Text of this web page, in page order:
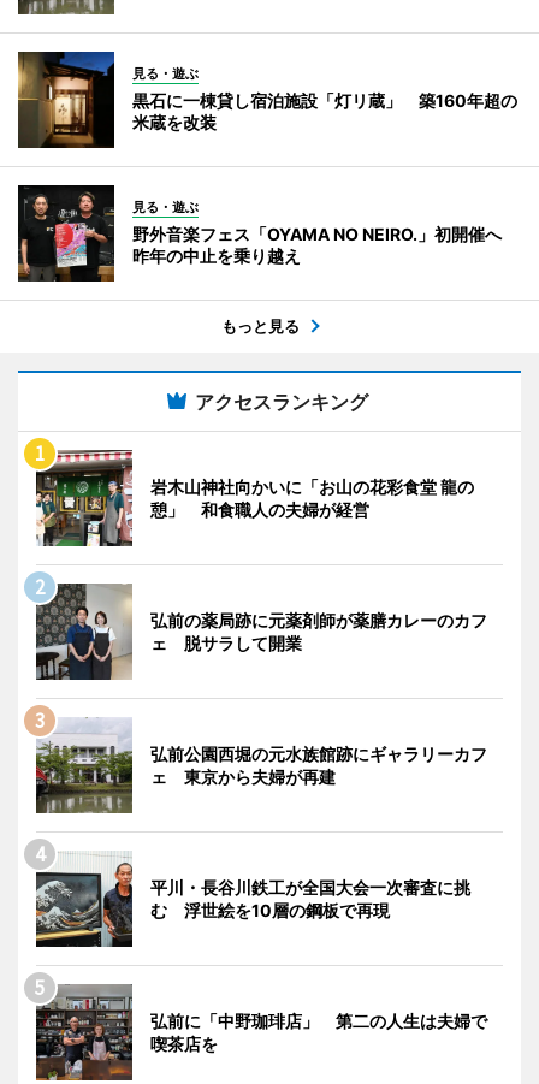
見る・遊ぶ
黒石に一棟貸し宿泊施設「灯リ蔵」 築160年超の
米蔵を改装
見る・遊ぶ
野外音楽フェス「OYAMA NO NEIRO.」初開催へ
昨年の中止を乗り越え
もっと見る
アクセスランキング
岩木山神社向かいに「お山の花彩食堂 龍の
憩」 和食職人の夫婦が経営
弘前の薬局跡に元薬剤師が薬膳カレーのカフ
ェ 脱サラして開業
弘前公園西堀の元水族館跡にギャラリーカフ
ェ 東京から夫婦が再建
平川・長谷川鉄工が全国大会一次審査に挑
む 浮世絵を10層の鋼板で再現
弘前に「中野珈琲店」 第二の人生は夫婦で
喫茶店を